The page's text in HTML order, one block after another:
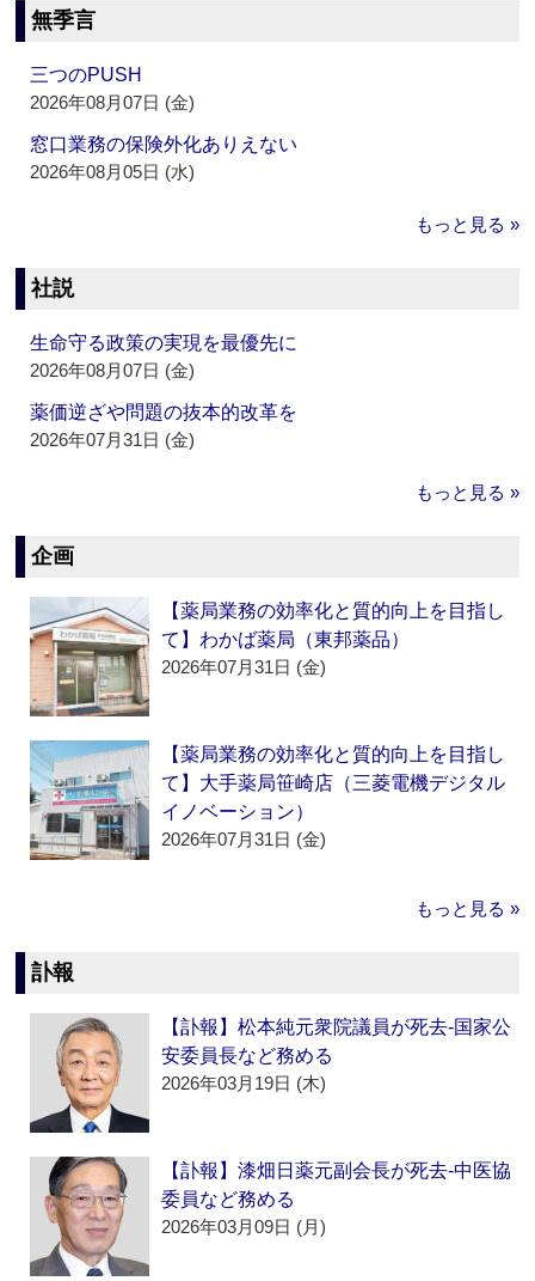
無季言
三つのPUSH
2026年08月07日 (金)
窓口業務の保険外化ありえない
2026年08月05日 (水)
もっと見る »
社説
生命守る政策の実現を最優先に
2026年08月07日 (金)
薬価逆ざや問題の抜本的改革を
2026年07月31日 (金)
もっと見る »
企画
【薬局業務の効率化と質的向上を目指し
て】わかば薬局（東邦薬品）
2026年07月31日 (金)
【薬局業務の効率化と質的向上を目指し
て】大手薬局笹崎店（三菱電機デジタル
イノベーション）
2026年07月31日 (金)
もっと見る »
訃報
【訃報】松本純元衆院議員が死去‐国家公
安委員長など務める
2026年03月19日 (木)
【訃報】漆畑日薬元副会長が死去‐中医協
委員など務める
2026年03月09日 (月)